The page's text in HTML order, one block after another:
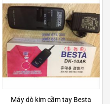
Máy dò kim cầm tay Besta